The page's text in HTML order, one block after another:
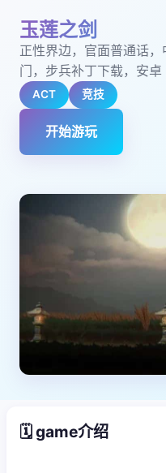
玉莲之剑
正性界边，官面普通话
门，步兵补丁下载，安卓
ACT 竞技
开始游玩
🗓️ game介绍